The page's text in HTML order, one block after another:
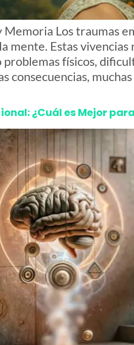
Memoria Los traumas
mente. Estas
físicos,
consecuencias,
¿Cuál es Mejor